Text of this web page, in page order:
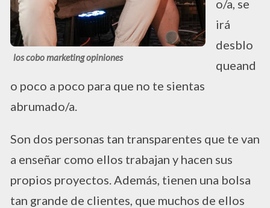
los cobo marketing opiniones
o/a, se
irá
desblo
queand
o poco a poco para que no te sientas
abrumado/a.
Son dos personas tan transparentes que te van
a enseñar como ellos trabajan y hacen sus
propios proyectos. Además, tienen una bolsa
tan grande de clientes, que muchos de ellos